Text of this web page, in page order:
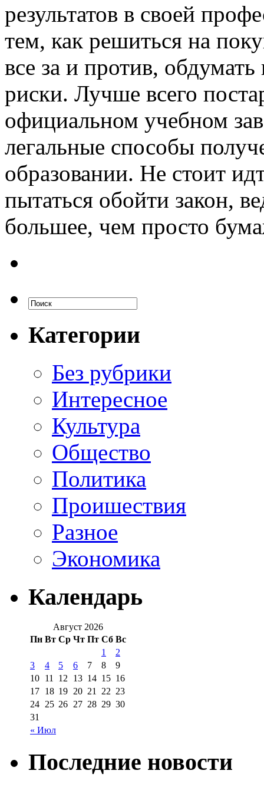
результатов в своей
тем, как решиться на
все за и против,
риски. Лучше всего
официальном учебном
легальные способы
образовании. Не стоит
пытаться обойти закон,
большее, чем просто
Категории
Без рубрики
Интересное
Культура
Общество
Политика
Проишествия
Разное
Экономика
Календарь
Август 2026
Пн Вт Ср Чт Пт Сб Вс
« Июл
1
2
3
4 5 6 7 8
9
10 11 12 13 14 15 16
17 18 19 20 21 22 23
24 25 26 27 28 29 30
31
Последние новости